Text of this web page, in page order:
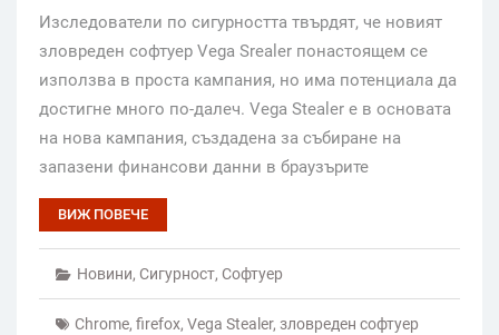
Изследователи по сигурността твърдят, че новият
зловреден софтуер Vega Srealer понастоящем се
използва в проста кампания, но има потенциала да
достигне много по-далеч. Vega Stealer е в основата
на нова кампания, създадена за събиране на
запазени финансови данни в браузърите
ВИЖ ПОВЕЧЕ
Новини, Сигурност, Софтуер
Chrome, firefox, Vega Stealer, зловреден софтуер